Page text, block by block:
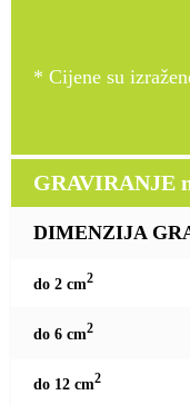
* Cijene su
GRAVIRANJE
DIMENZIJA
do 2 cm2
do 6 cm2
do 12 cm2